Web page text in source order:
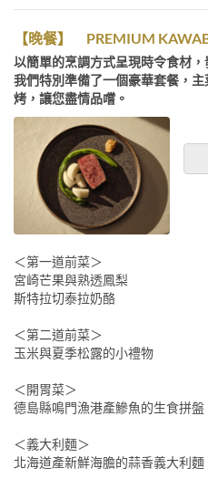
【晚餐】 PREMIUM
以簡單的烹調方式呈現時令食材
我們特別準備了一個豪華套餐，
烤，讓您盡情品嚐。
＜第一道前菜＞
宮崎芒果與熟透鳳梨
斯特拉切泰拉奶酪
＜第二道前菜＞
玉米與夏季松露的小禮物
＜開胃菜＞
德島縣鳴門漁港產鰺魚的生食拼盤
＜義大利麵＞
北海道產新鮮海膽的蒜香義大利麵